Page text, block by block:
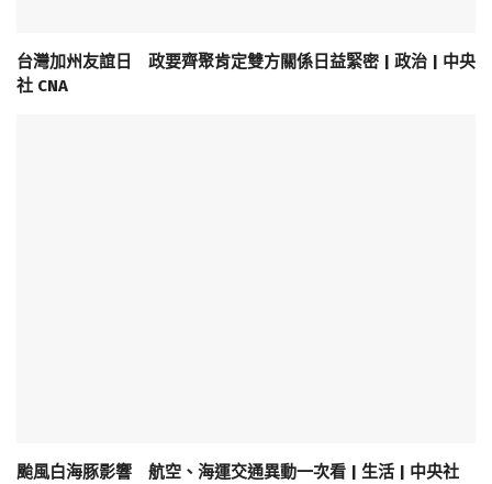
台灣加州友誼日 政要齊聚肯定雙方關係日益緊密 | 政治 | 中央
社 CNA
颱風白海豚影響 航空、海運交通異動一次看 | 生活 | 中央社